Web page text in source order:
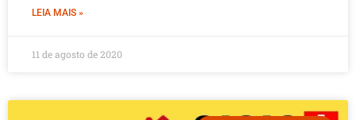
LEIA MAIS »
11 de agosto de 2020